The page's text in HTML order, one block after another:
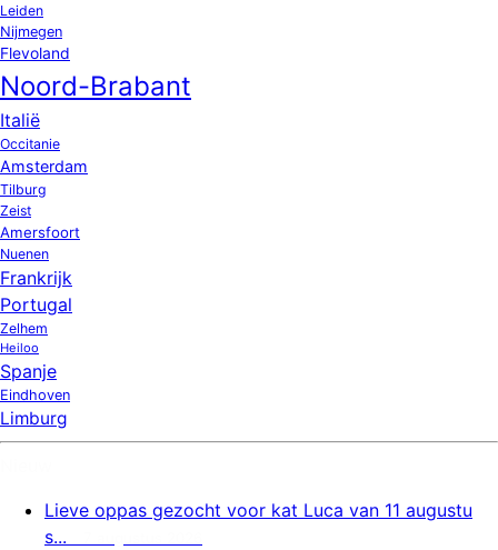
Leiden
Nijmegen
Flevoland
Noord-Brabant
Italië
Occitanie
Amsterdam
Tilburg
Zeist
Amersfoort
Nuenen
Frankrijk
Portugal
Zelhem
Heiloo
Spanje
Eindhoven
Limburg
Lieve oppas gezocht voor kat Luca van 11 augustu
s...